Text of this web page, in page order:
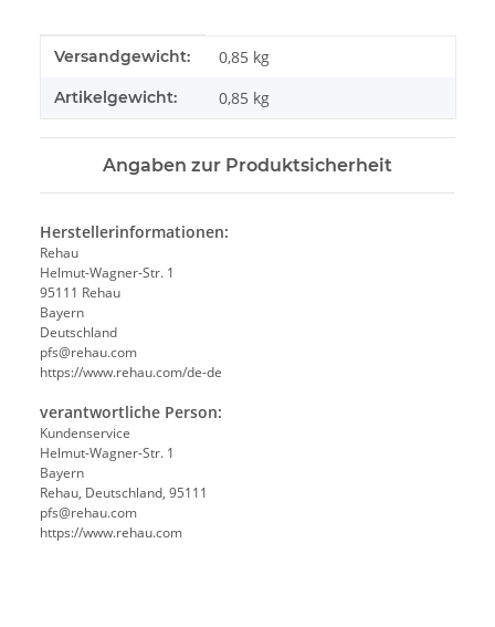
Produkteigenschaft
Wert
Versandgewicht: 0,85 kg
Artikelgewicht: 0,85 kg
Angaben zur Produktsicherheit
Herstellerinformationen:
Rehau
Helmut-Wagner-Str. 1
95111 Rehau
Bayern
Deutschland
pfs@rehau.com
https://www.rehau.com/de-de
verantwortliche Person:
Kundenservice
Helmut-Wagner-Str. 1
Bayern
Rehau, Deutschland, 95111
pfs@rehau.com
https://www.rehau.com